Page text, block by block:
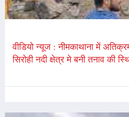
वीडियो न्यूज : नीमकाथाना में
सिरोही नदी क्षेत्र मे बनी तनाव की